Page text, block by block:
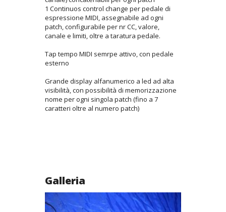
1 Continuos control change per pedale di
espressione MIDI, assegnabile ad ogni
patch, configurabile per nr CC, valore,
canale e limiti, oltre a taratura pedale.
Tap tempo MIDI semrpe attivo, con pedale
esterno
Grande display alfanumerico a led ad alta
visibilità, con possibilità di memorizzazione
nome per ogni singola patch (fino a 7
caratteri oltre al numero patch)
Galleria